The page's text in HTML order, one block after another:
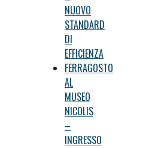
NUOVO
STANDARD
DI
EFFICIENZA
FERRAGOSTO
AL
MUSEO
NICOLIS
–
INGRESSO